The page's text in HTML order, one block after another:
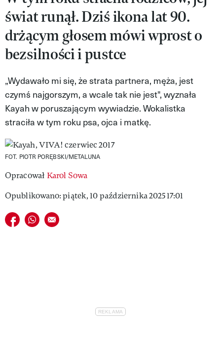
VIVA!PEOPLE POWER
VIVA!ITAKA
MAGAZYN VIVA!
świat runął. Dziś ikona lat 90.
drżącym głosem mówi wprost o
bezsilności i pustce
„Wydawało mi się, że strata partnera, męża, jest
czymś najgorszym, a wcale tak nie jest", wyznała
Kayah w poruszającym wywiadzie. Wokalistka
straciła w tym roku psa, ojca i matkę.
FOT. PIOTR PORĘBSKI/METALUNA
Opracował Karol Sowa
Opublikowano: piątek, 10 października 2025 17:01
Udostępnij na facebook
Udostępnij na whatsapp
E-mail do przyjaciela